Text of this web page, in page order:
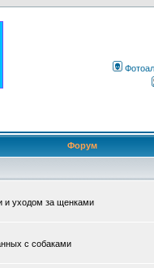
Форум
и уходом за щенками
с собаками